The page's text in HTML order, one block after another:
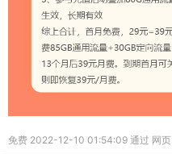
免费 2022-12-10 01:54:09 通过 网页